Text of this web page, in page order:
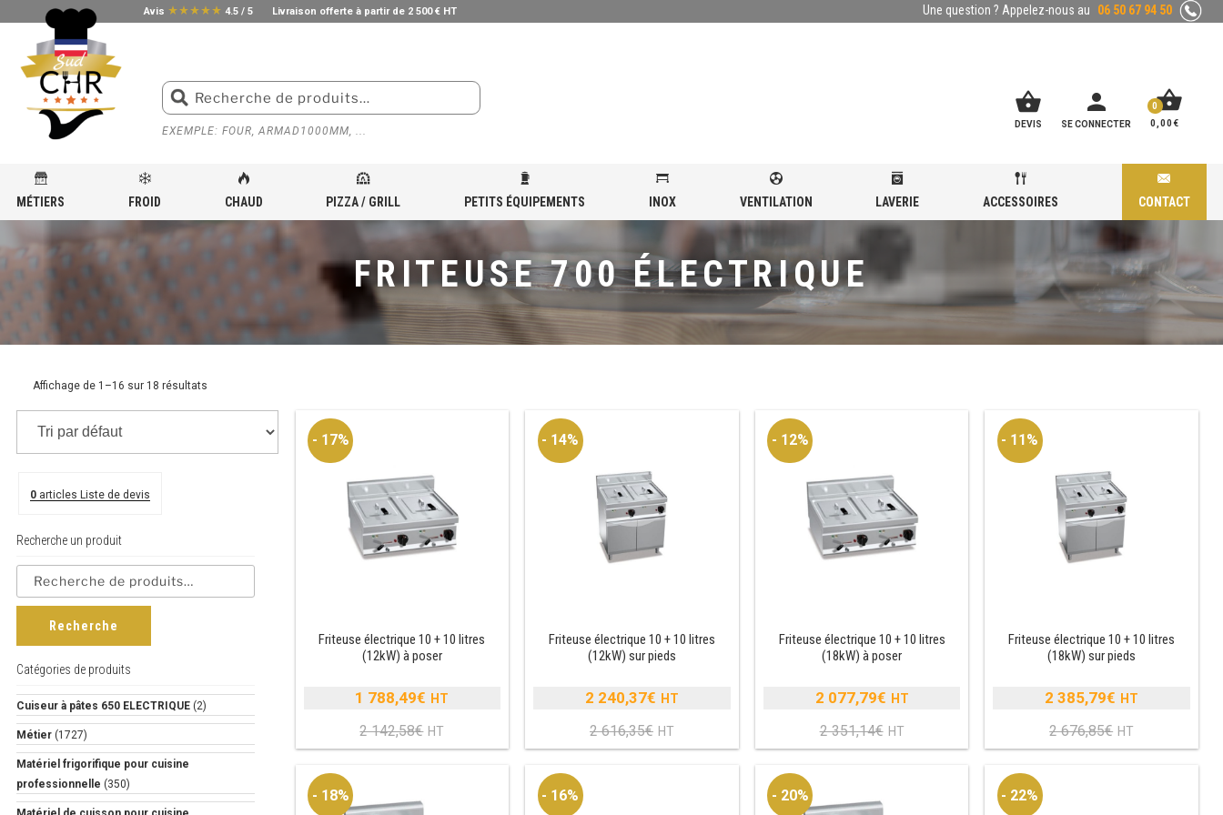
Une question ? Appelez-nous au 06 50 67 94 50
Avis star_ratestar_ratestar_ratestar_ratestar_rate 4.5 / 5 Livraison offerte à partir de 2 500 € HT
shopping_basket
DEVIS
person
SE CONNECTER
shopping_basket
0,00€
0
EXEMPLE: FOUR, ARMAD1000MM, ...
MÉTIERS FROID CHAUD PIZZA / GRILL PETITS ÉQUIPEMENTS INOX VENTILATION LAVERIE ACCESSOIRES CONTACT
ACCUEIL »MATÉRIEL DE CUISSON POUR CUISINE PROFESSIONNELLE FRITEUSE»FRITEUSE 700 ÉLECTRIQUE
FRITEUSE 700 ÉLECTRIQUE
Affichage de 1–16 sur 18 résultats
- 17%
Friteuse électrique 10 + 10 litres
(12kW) à poser
2 142,58€
prix
2
1 788,49€
Le
est :
- 14%
Friteuse électrique 10 + 10 litres
(12kW) sur pieds
2 616,35€
prix
2 240,37€
Le
- 12%
Friteuse électrique 10 + 10 litres
(18kW) à poser
2 351,14€
prix
2
2 077,79€
Le
est :
- 11%
Friteuse électrique 10 + 10 litres
(18kW) sur pieds
2 676,85€
prix
2 385,79€
Le
- 18% - 16% - 20% - 22%
0 articles Liste de devis
Recherche un produit
Recherche
Catégories de produits
Cuiseur à pâtes 650 ELECTRIQUE (2)
Métier (1727)
Matériel frigorifique pour cuisine
professionnelle (350)